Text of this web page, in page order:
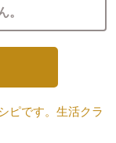
。
ピです。生活クラ
。